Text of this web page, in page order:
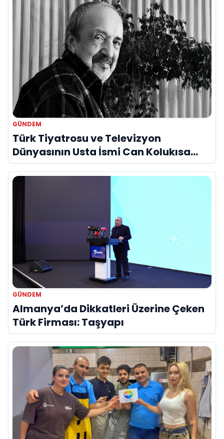
GÜNDEM
Türk Tiyatrosu ve Televizyon
Dünyasının Usta İsmi Can Kolukısa
Hayatını Kaybetti
GÜNDEM
Almanya’da Dikkatleri Üzerine Çeken
Türk Firması: Taşyapı